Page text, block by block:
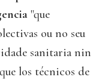
"que
ou no seu
sanitaria nin
los técnicos de